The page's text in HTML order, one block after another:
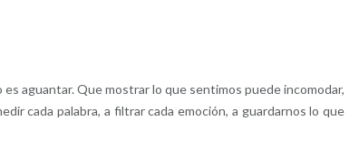
aguantar. Que mostrar lo que sentimos puede incomodar,
cada palabra, a filtrar cada emoción, a guardarnos lo que